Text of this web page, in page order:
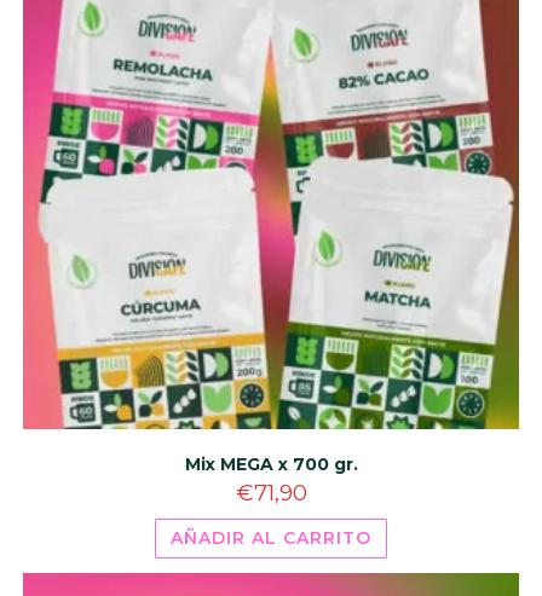
Mix MEGA x 700 gr.
€71,90
AÑADIR AL CARRITO